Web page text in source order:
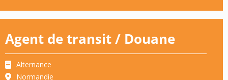
Agent de transit / Douane
Alternance
Normandie